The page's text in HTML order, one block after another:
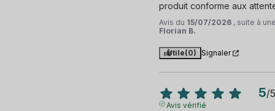
produit conforme aux
Avis du 15/07/2026 , suite à
Florian B.
Utile(0) Signaler
5/5
Avis vérifié